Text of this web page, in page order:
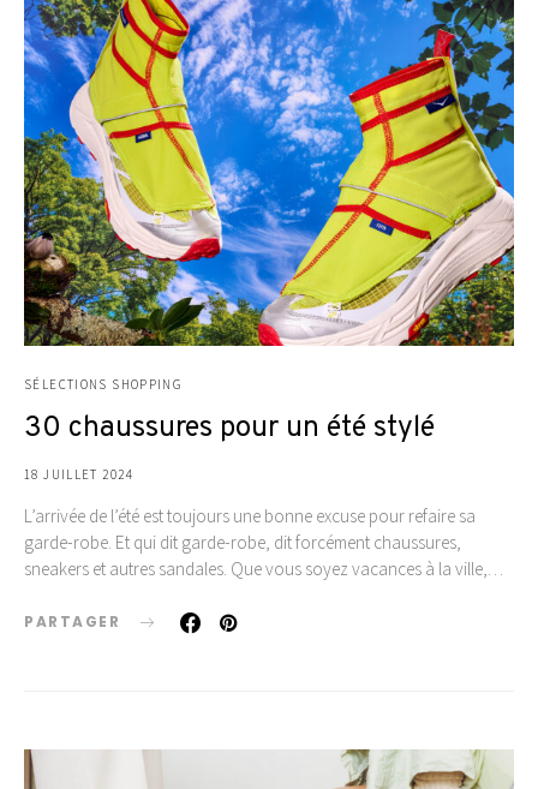
SÉLECTIONS SHOPPING
30 chaussures pour un été stylé
18 JUILLET 2024
L’arrivée de l’été est toujours une bonne excuse pour refaire sa
garde-robe. Et qui dit garde-robe, dit forcément chaussures,
sneakers et autres sandales. Que vous soyez vacances à la ville,…
PARTAGER